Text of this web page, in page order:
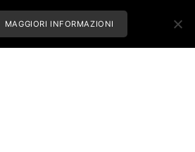
MAGGIORI INFORMAZIONI